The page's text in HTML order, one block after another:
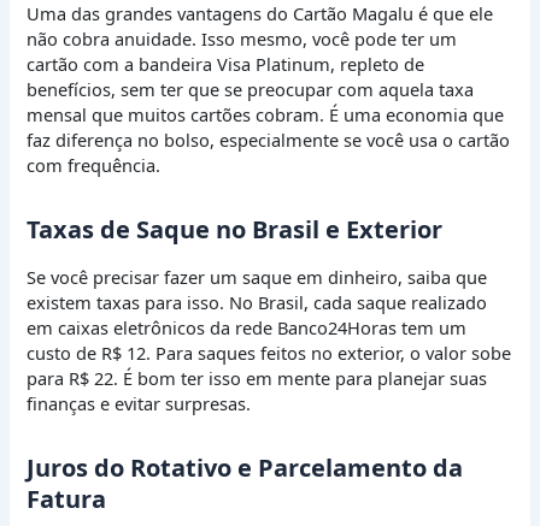
Uma das grandes vantagens do Cartão Magalu é que ele
não cobra anuidade. Isso mesmo, você pode ter um
cartão com a bandeira Visa Platinum, repleto de
benefícios, sem ter que se preocupar com aquela taxa
mensal que muitos cartões cobram. É uma economia que
faz diferença no bolso, especialmente se você usa o cartão
com frequência.
Taxas de Saque no Brasil e Exterior
Se você precisar fazer um saque em dinheiro, saiba que
existem taxas para isso. No Brasil, cada saque realizado
em caixas eletrônicos da rede Banco24Horas tem um
custo de R$ 12. Para saques feitos no exterior, o valor sobe
para R$ 22. É bom ter isso em mente para planejar suas
finanças e evitar surpresas.
Juros do Rotativo e Parcelamento da
Fatura